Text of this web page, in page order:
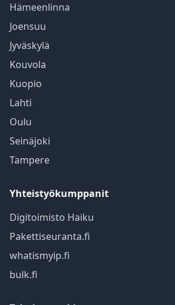
Hämeenlinna
Joensuu
Jyväskylä
Kouvola
Kuopio
Lahti
Oulu
Seinäjoki
Tampere
Yhteistyökumppanit
Digitoimisto Haiku
Pakettiseuranta.fi
whatismyip.fi
bulk.fi